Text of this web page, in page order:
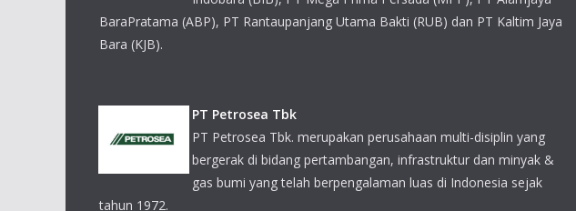
luas di Indonesia sejak tahun 1972.
PT Thiess Contractors Indonesia
PT Thiess menawarkan keahlian in-house yang terlengkap untuk pertambangan
permukaan dan bawah tanah di Australia, Botswana, Kanada, Chile, Indonesia
dan Mongolia